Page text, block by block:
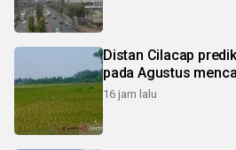
Distan Cilacap
pada Agustus
16 jam lalu